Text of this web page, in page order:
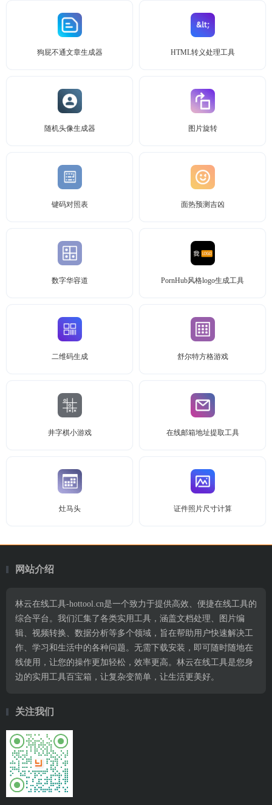
狗屁不通文章生成器 HTML转义处理工具
随机头像生成器 图片旋转
键码对照表 面热预测吉凶
数字华容道 PornHub风格logo生成工具
二维码生成 舒尔特方格游戏
井字棋小游戏 在线邮箱地址提取工具
灶马头 证件照片尺寸计算
网站介绍
林云在线工具-hottool.cn是一个致力于提供高效、便捷在线工具的
综合平台。我们汇集了各类实用工具，涵盖文档处理、图片编
辑、视频转换、数据分析等多个领域，旨在帮助用户快速解决工
作、学习和生活中的各种问题。无需下载安装，即可随时随地在
线使用，让您的操作更加轻松，效率更高。林云在线工具是您身
边的实用工具百宝箱，让复杂变简单，让生活更美好。
关注我们